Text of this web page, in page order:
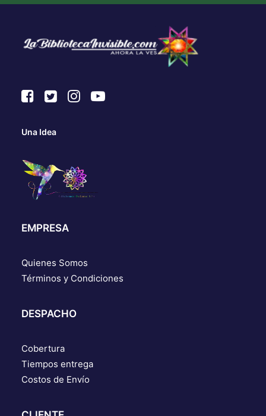
Una Idea
EMPRESA
Quienes Somos
Términos y Condiciones
DESPACHO
Cobertura
Tiempos entrega
Costos de Envío